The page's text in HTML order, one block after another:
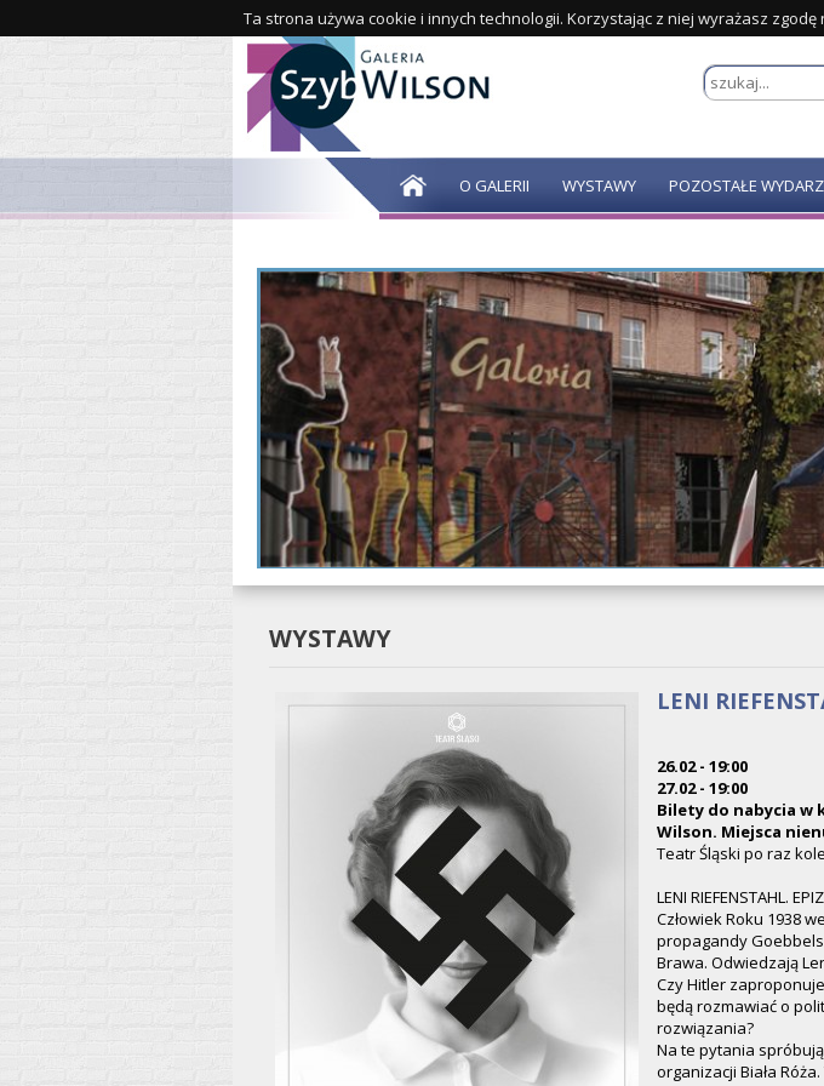
Ta strona używa cookie i innych technologii. Korzystając z niej wyrażasz
O GALERII WYSTAWY POZOSTAŁE
WYSTAWY
LENI
26.02 - 19:00
27.02 - 19:00
Bilety do nabycia w
Wilson. Miejsca
Teatr Śląski po raz
LENI RIEFENSTAHL.
Człowiek Roku 1938
propagandy
Brawa. Odwiedzają
Czy Hitler
będą rozmawiać o
rozwiązania?
Na te pytania
organizacji Biała